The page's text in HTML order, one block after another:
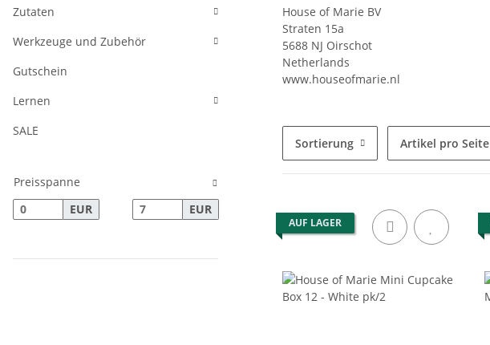
House of Marie BV
Straten 15a
5688 NJ Oirschot
Netherlands
www.houseofmarie.nl
Sortierung Artikel pro Seite
AUF LAGER
Zutaten
Werkzeuge und Zubehör
Gutschein
Lernen
SALE
Preisspanne
EUR
EUR